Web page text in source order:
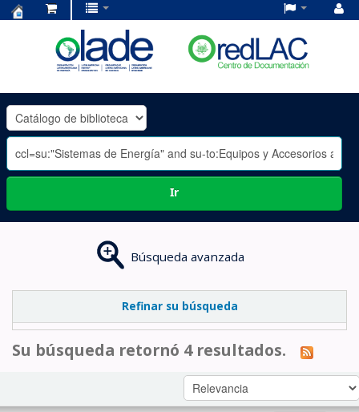
OLADE
-
Ir
Búsqueda avanzada
Refinar su búsqueda
Su búsqueda retornó 4 resultados.